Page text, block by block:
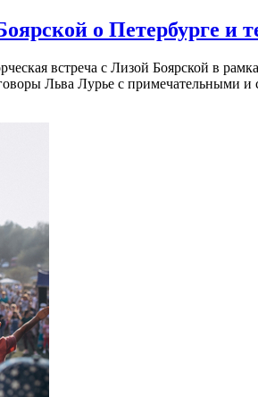
о Петербурге и
встреча с Лизой Боярской в
Льва Лурье с примечательными